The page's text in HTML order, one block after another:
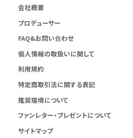
会社概要
プロデューサー
FAQ&お問い合わせ
個人情報の取扱いに関して
利用規約
特定商取引法に関する表記
推奨環境について
ファンレター・プレゼントについて
サイトマップ